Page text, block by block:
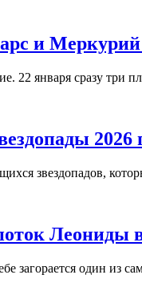
и
22 января сразу
2026
звездопадов,
Леониды в
загорается один